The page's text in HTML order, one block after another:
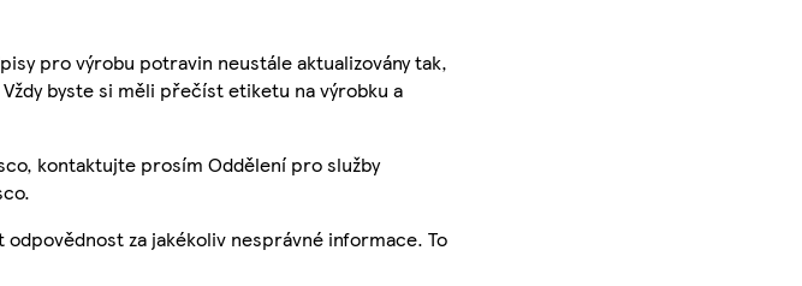
pro výrobu potravin neustále aktualizovány tak,
byste si měli přečíst etiketu na výrobku a
kontaktujte prosím Oddělení pro služby
za jakékoliv nesprávné informace. To